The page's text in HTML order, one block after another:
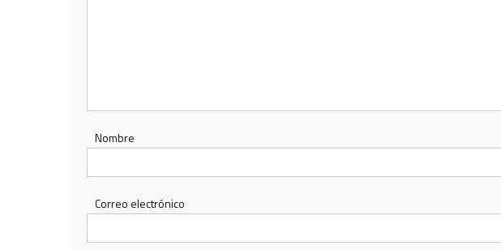
Nombre
Correo electrónico